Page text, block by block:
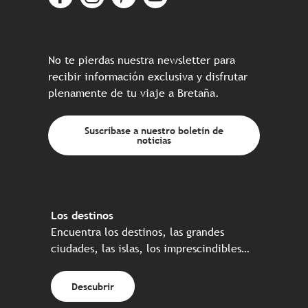
No te pierdas nuestra newsletter para
recibir información exclusiva y disfrutar
plenamente de tu viaje a Bretaña.
Suscríbase a nuestro boletín de
noticias
Los destinos
Encuentra los destinos, las grandes
ciudades, las islas, los imprescindibles…
Descubrir